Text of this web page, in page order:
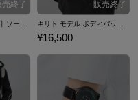
アスナ モデル 腕時計 ソードアート・オンライン キリト モデル ボディバッグ ソードアート・オンライン
¥16,500